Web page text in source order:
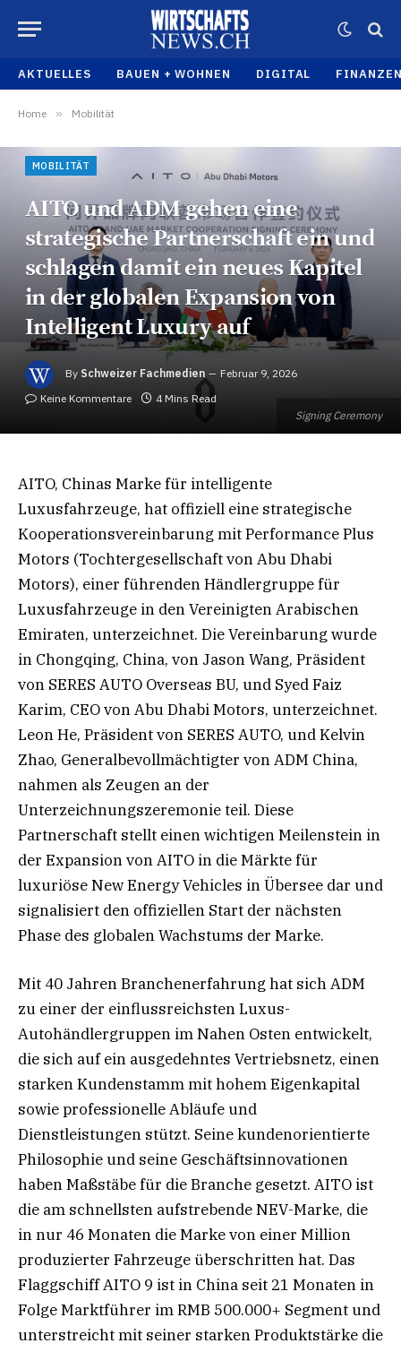
AKTUELLES BAUEN + WOHNEN DIGITAL
Home » Mobilität
Signing Ceremony
MOBILITÄT
AITO und ADM gehen eine
strategische Partnerschaft ein und
schlagen damit ein neues Kapitel
in der globalen Expansion von
Intelligent Luxury auf
By Schweizer Fachmedien
Februar 9, 2026
Keine Kommentare
4 Mins Read
AITO, Chinas Marke für intelligente
Luxusfahrzeuge, hat offiziell eine strategische
Kooperationsvereinbarung mit Performance Plus
Motors (Tochtergesellschaft von Abu Dhabi
Motors), einer führenden Händlergruppe für
Luxusfahrzeuge in den Vereinigten Arabischen
Emiraten, unterzeichnet. Die Vereinbarung wurde
in Chongqing, China, von Jason Wang, Präsident
von SERES AUTO Overseas BU, und Syed Faiz
Karim, CEO von Abu Dhabi Motors, unterzeichnet.
Leon He, Präsident von SERES AUTO, und Kelvin
Zhao, Generalbevollmächtigter von ADM China,
nahmen als Zeugen an der
Unterzeichnungszeremonie teil. Diese
Partnerschaft stellt einen wichtigen Meilenstein in
der Expansion von AITO in die Märkte für
luxuriöse New Energy Vehicles in Übersee dar und
signalisiert den offiziellen Start der nächsten
Phase des globalen Wachstums der Marke.
Mit 40 Jahren Branchenerfahrung hat sich ADM
zu einer der einflussreichsten Luxus-
Autohändlergruppen im Nahen Osten entwickelt,
die sich auf ein ausgedehntes Vertriebsnetz, einen
starken Kundenstamm mit hohem Eigenkapital
sowie professionelle Abläufe und
Dienstleistungen stützt. Seine kundenorientierte
Philosophie und seine Geschäftsinnovationen
haben Maßstäbe für die Branche gesetzt. AITO ist
die am schnellsten aufstrebende NEV-Marke, die
in nur 46 Monaten die Marke von einer Million
produzierter Fahrzeuge überschritten hat. Das
Flaggschiff AITO 9 ist in China seit 21 Monaten in
Folge Marktführer im RMB 500.000+ Segment und
unterstreicht mit seiner starken Produktstärke die